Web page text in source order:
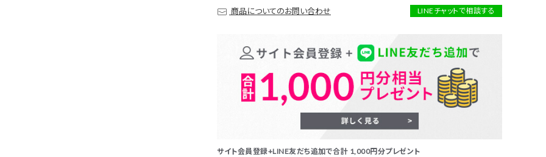
商品についてのお問い合わせ LINEチャットで相談する
サイト会員登録+LINE友だち追加で合計 1,000円分プレゼント